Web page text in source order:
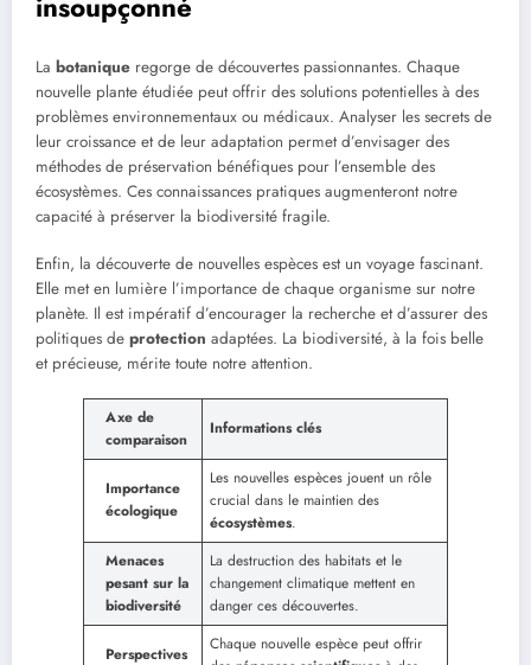
insoupçonné
La botanique regorge de découvertes passionnantes. Chaque
nouvelle plante étudiée peut offrir des solutions potentielles à des
problèmes environnementaux ou médicaux. Analyser les secrets de
leur croissance et de leur adaptation permet d’envisager des
méthodes de préservation bénéfiques pour l’ensemble des
écosystèmes. Ces connaissances pratiques augmenteront notre
capacité à préserver la biodiversité fragile.
Enfin, la découverte de nouvelles espèces est un voyage fascinant.
Elle met en lumière l’importance de chaque organisme sur notre
planète. Il est impératif d’encourager la recherche et d’assurer des
politiques de protection adaptées. La biodiversité, à la fois belle
et précieuse, mérite toute notre attention.
Axe de
comparaison
Informations clés
Importance
écologique
Les nouvelles espèces jouent un rôle
crucial dans le maintien des
écosystèmes.
Menaces
pesant sur la
biodiversité
La destruction des habitats et le
changement climatique mettent en
danger ces découvertes.
Perspectives
Chaque nouvelle espèce peut offrir